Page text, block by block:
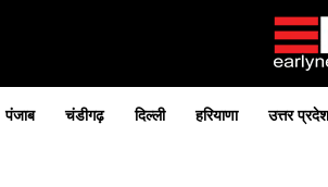
पंजाब चंडीगढ़ दिल्ली हरियाणा उत्तर प्रदेश